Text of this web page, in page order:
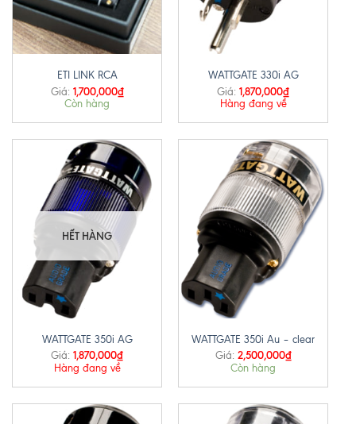
ETI LINK RCA
Giá: 1,700,000₫
Còn hàng
WATTGATE 330i AG
Giá: 1,870,000₫
Hàng đang về
HẾT HÀNG
WATTGATE 350i AG
Giá: 1,870,000₫
Hàng đang về
WATTGATE 350i Au – clear
Giá: 2,500,000₫
Còn hàng